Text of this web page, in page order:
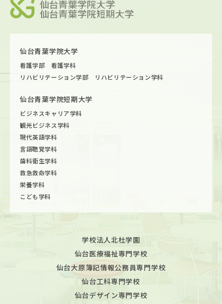
仙台青葉学院大学
看護学部 看護学科
リハビリテーション学部 リハビリテーション学科
仙台青葉学院短期大学
ビジネスキャリア学科
観光ビジネス学科
現代英語学科
言語聴覚学科
歯科衛生学科
救急救命学科
栄養学科
こども学科
学校法人北杜学園
仙台医療福祉専門学校
仙台大原簿記情報公務員専門学校
仙台工科専門学校
仙台デザイン専門学校